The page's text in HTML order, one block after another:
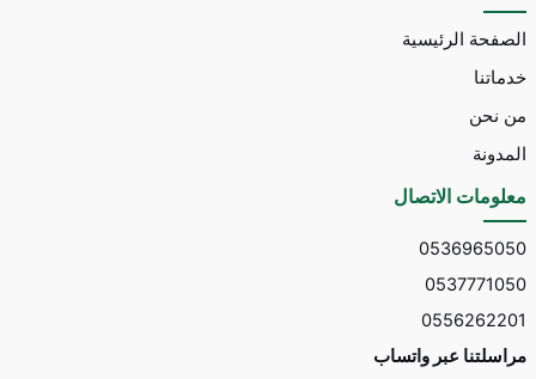
الصفحة الرئيسية
خدماتنا
من نحن
المدونة
معلومات الاتصال
0536965050
0537771050
0556262201
مراسلتنا عبر واتساب